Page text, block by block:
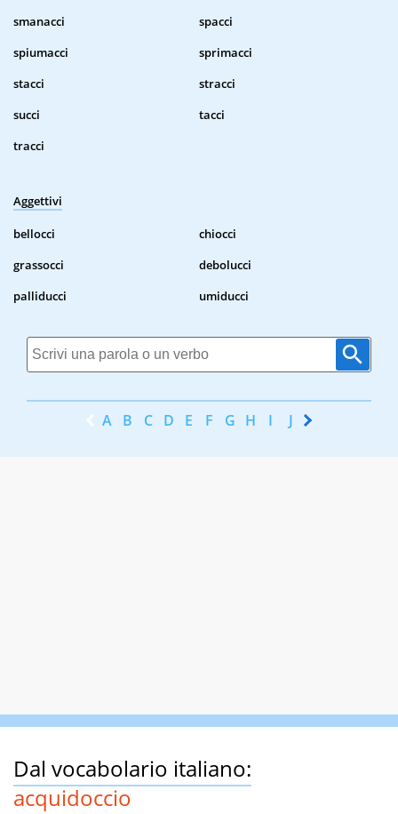
smanacci
spacci
spiumacci
sprimacci
stacci
stracci
succi
tacci
tracci
Aggettivi
bellocci
chiocci
grassocci
debolucci
palliducci
umiducci
A B C D E F G H I J K
Dal vocabolario italiano:
acquidoccio